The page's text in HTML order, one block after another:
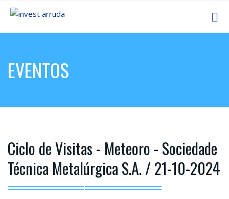
EVENTOS
Ciclo de Visitas - Meteoro - Sociedade
Técnica Metalúrgica S.A. / 21-10-2024